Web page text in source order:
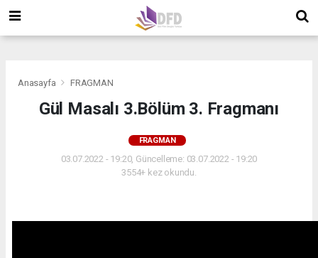
Anasayfa FRAGMAN
Gül Masalı 3.Bölüm 3. Fragmanı
FRAGMAN
03.07.2022 - 19:20, Güncelleme: 03.07.2022 - 19:20
3554+ kez okundu.